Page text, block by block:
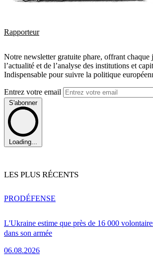
Rapporteur
Notre newsletter gratuite phare, offrant chaque
l’actualité et de l’analyse des institutions et
Indispensable pour suivre la politique
Entrez votre email
S'abonner
Loading...
LES PLUS RÉCENTS
L'Ukraine estime que près de 16 000
dans son armée
06.08.2026
PRODÉFENSE